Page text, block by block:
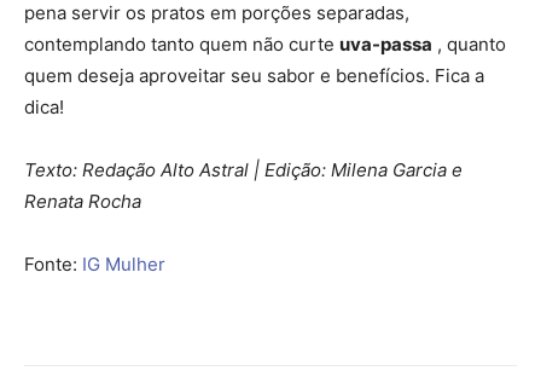
pena servir os pratos em porções separadas,
contemplando tanto quem não curte uva-passa , quanto
quem deseja aproveitar seu sabor e benefícios. Fica a
dica!
Texto: Redação Alto Astral | Edição: Milena Garcia e
Renata Rocha
Fonte: IG Mulher